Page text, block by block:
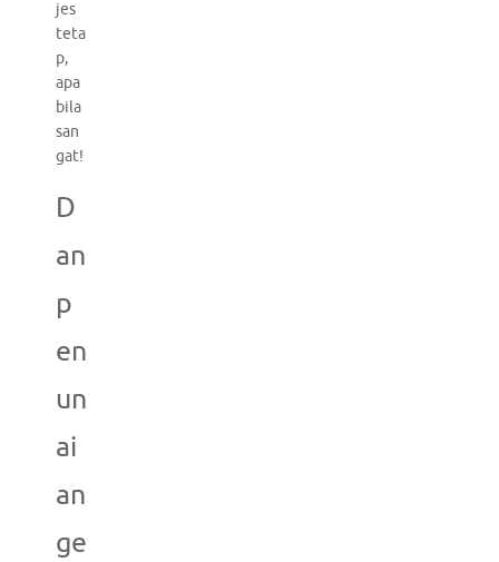
jes
teta
p,
apa
bila
san
gat!
D
an
p
en
un
ai
an
ge